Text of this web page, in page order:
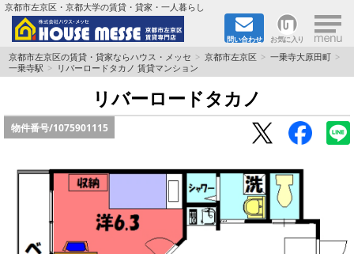
京都市左京区・京都大学の賃貸・貸家・一人暮らし
問い合わせ お気に入り ×
TOPページ
地域から検索
京都大学＆京都芸術大学生さんに
書類DL & 入居者さまへ
家族で住むならマンション？賃家？
京都市左京区の賃貸・貸家ならハウス・メッセ 京都市左京区
一乗寺大原田町
一乗寺駅
リバーロードタカノ 賃貸マンション
リバーロードタカノ
物件番号/1075901115